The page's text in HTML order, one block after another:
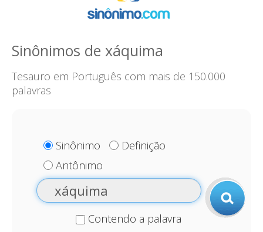
Sinônimos de xáquima
Tesauro em Português com mais de 150.000
palavras
Sinônimo
Definição
Antônimo
Contendo a palavra